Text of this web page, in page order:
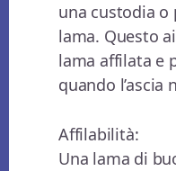
una custodia o
lama. Questo
lama affilata e
quando l’ascia
Affilabilità:
Una lama di